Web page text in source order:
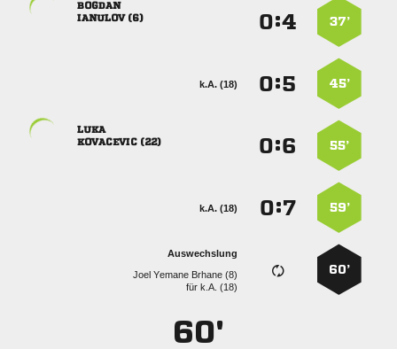
37’
:

 
45’
:
k.A. (18)
55’
:

 
59’
:
k.A. (18)
60’
Auswechslung
   
fürk.A. (18)
60'